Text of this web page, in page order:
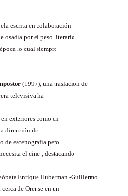
escrita en colaboración
osadía por el peso literario
lo cual siempre
(1997), una traslación de
televisiva ha
exteriores como en
dirección de
de escenografía pero
el cine-, destacando
Enrique Huberman -Guillermo
de Orense en un